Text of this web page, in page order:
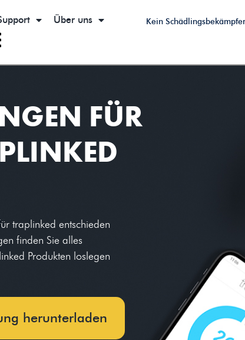
Über uns Kein
FÜR
traplinked entschieden
finden Sie alles
Produkten loslegen
herunterladen